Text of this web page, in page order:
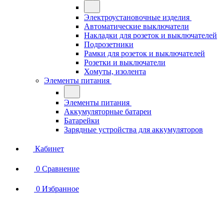
Электроустановочные изделия
Автоматические выключатели
Накладки для розеток и выключателей
Подрозетники
Рамки для розеток и выключателей
Розетки и выключатели
Хомуты, изолента
Элементы питания
Элементы питания
Аккумуляторные батареи
Батарейки
Зарядные устройства для аккумуляторов
Кабинет
0 Сравнение
0 Избранное